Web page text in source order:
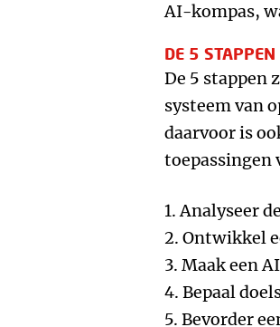
AI-kompas,
DE 5 STAPPEN
De 5 stappen
systeem van
daarvoor is
toepassingen
1. Analyseer
2. Ontwikkel
3. Maak een
4. Bepaal
5. Bevorder